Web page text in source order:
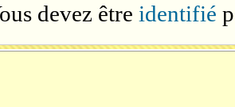
devez être identifié